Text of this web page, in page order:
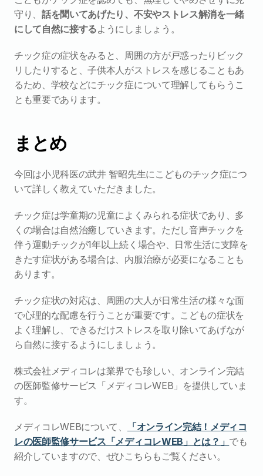
守り、話を聞いてあげたり、不安やストレス解消を一緒
にして自然に接するようにしましょう。
チック症の症状をみると、周囲の方が戸惑ったりビック
リしたりすると、子供本人がストレスを感じることもあ
るため、学校などにチック症について理解してもらうこ
とも重要であります。
まとめ
今回は小児科医の武井 智昭先生にこどものチック症につ
いて詳しく教えていただきました。
チック症は学童期の児童によくみられる症状であり、多
くの場合は自然治癒していきます。ただし音声チックを
伴う運動チックが1年以上続く場合や、日常生活に支障を
きたす症状がある場合は、内服治療が必要になることも
あります。
チック症状の対応は、周囲の大人が日常生活の様々な面
で心理的な配慮を行うことが重要です。こどもの症状を
よく理解し、できるだけストレスを取り除いてあげなが
ら自然に接するようにしましょう。
株式会社メディコレは業界でも珍しい、オンライン完結
の医師監修サービス「メディコレWEB」を提供していま
す。
メディコレWEBについて、
「オンライン完結！メディコ
レの医師監修サービス「メディコレWEB」とは？」 でも
紹介していますので、ぜひこちらもご覧ください。